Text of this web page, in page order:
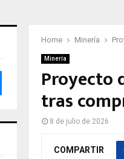
Home Minería
Minería
Proyecto
tras
8 de julio de 2026
COMPARTIR